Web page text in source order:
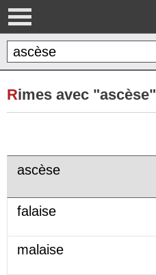
Rimes avec "ascèse"
ascèse
falaise
malaise